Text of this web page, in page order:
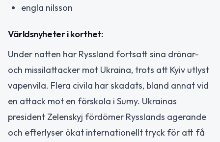
engla nilsson
Världsnyheter i korthet:
Under natten har Ryssland fortsatt sina drönar-
och missilattacker mot Ukraina, trots att Kyiv utlyst
vapenvila. Flera civila har skadats, bland annat vid
en attack mot en förskola i Sumy. Ukrainas
president Zelenskyj fördömer Rysslands agerande
och efterlyser ökat internationellt tryck för att få